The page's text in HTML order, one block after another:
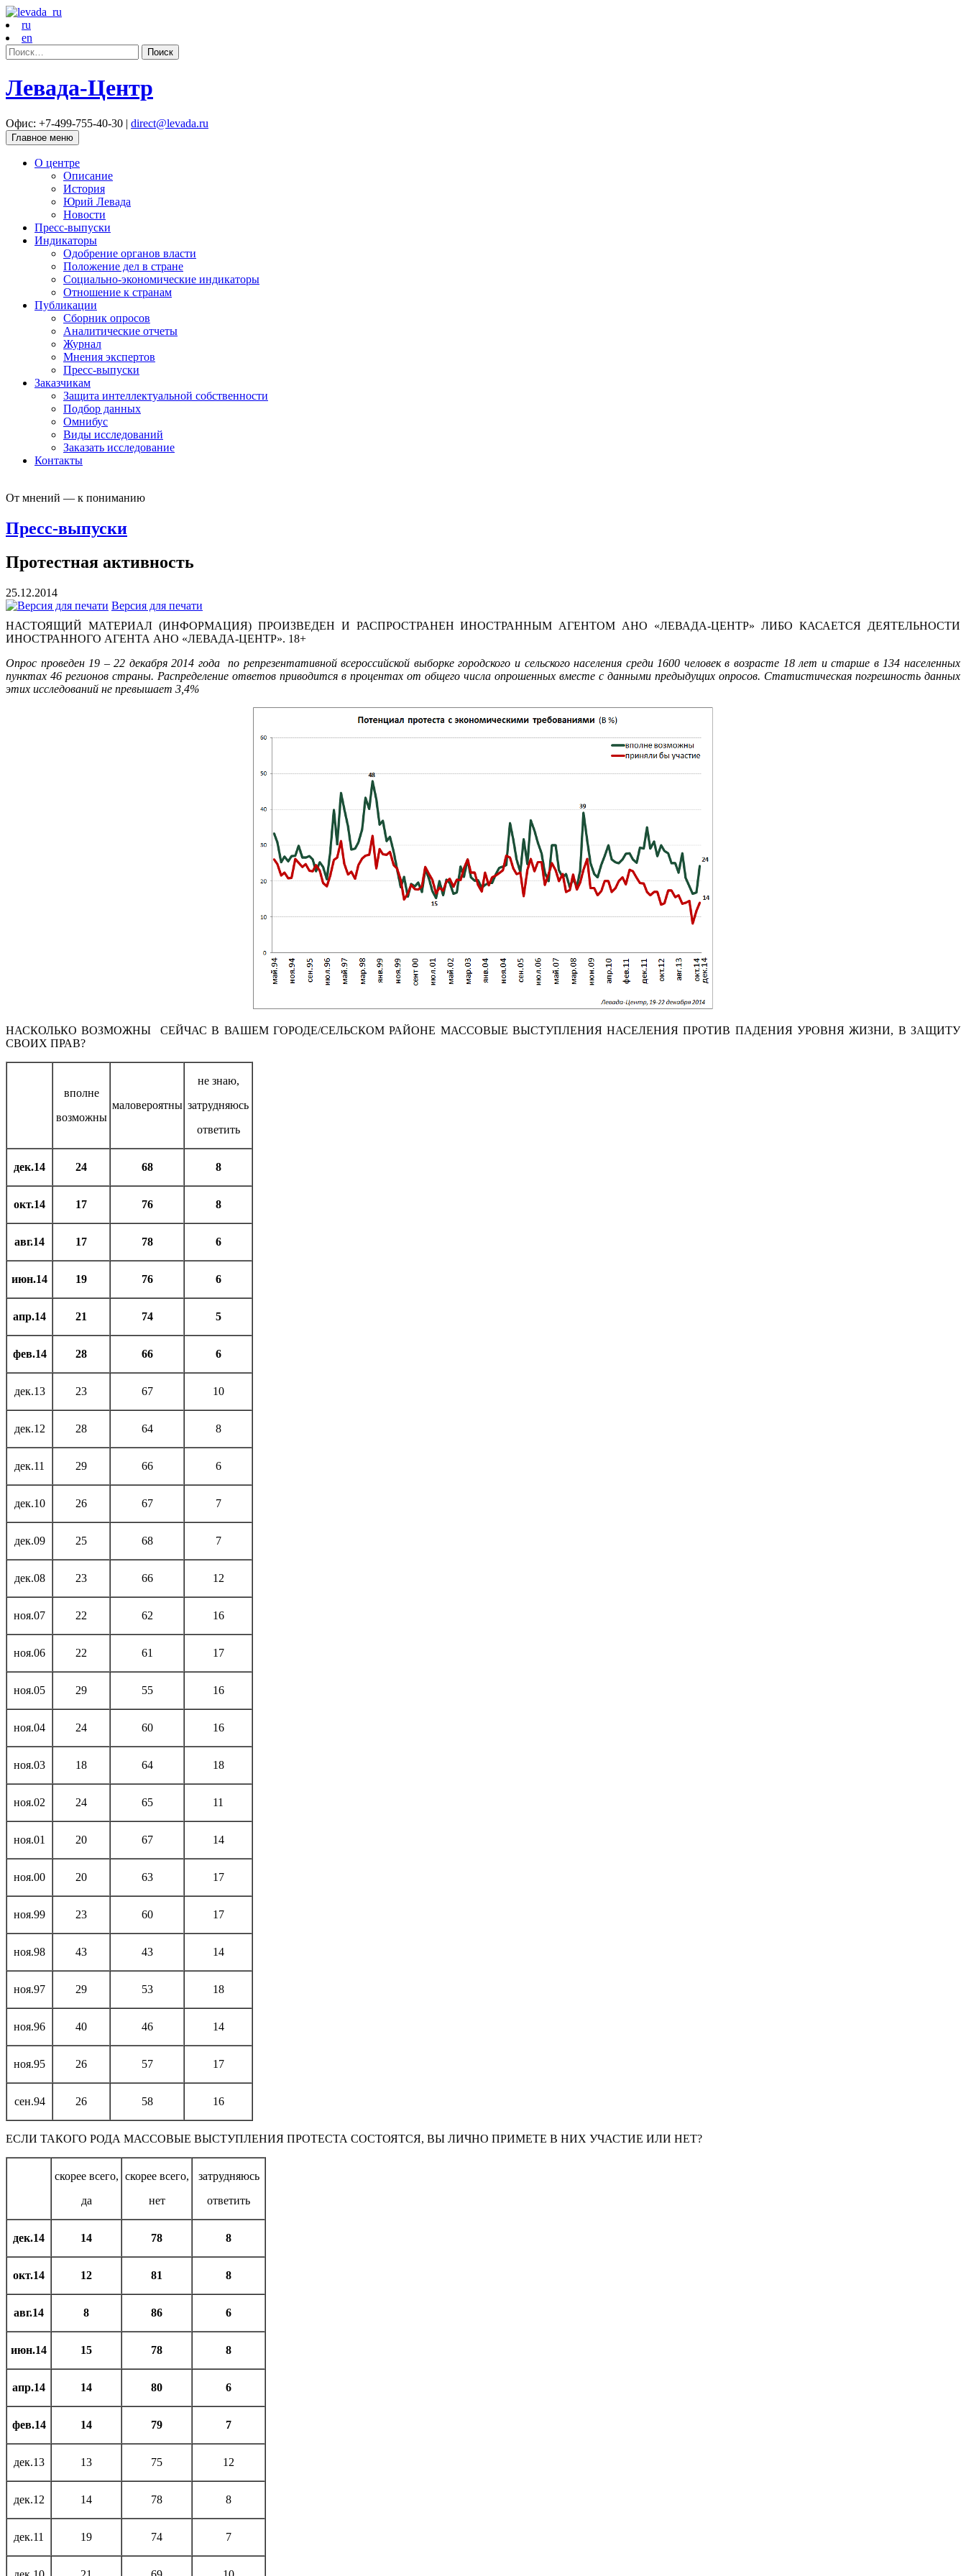
ru
en
Найти:
Левада-Центр
Офис: +7-499-755-40-30 | direct@levada.ru
Главное меню
О центре
Описание
История
Юрий Левада
Новости
Пресс-выпуски
Индикаторы
Одобрение органов власти
Положение дел в стране
Социально-экономические индикаторы
Отношение к странам
Публикации
Сборник опросов
Аналитические отчеты
Журнал
Мнения экспертов
Пресс-выпуски
Заказчикам
Защита интеллектуальной собственности
Подбор данных
Омнибус
Виды исследований
Заказать исследование
Контакты
От мнений — к пониманию
Пресс-выпуски
Протестная активность
25.12.2014
Версия для печати
НАСТОЯЩИЙ МАТЕРИАЛ (ИНФОРМАЦИЯ) ПРОИЗВЕДЕН И РАСПРОСТРАНЕН ИНОСТРАННЫМ АГЕНТОМ АНО «ЛЕВАДА-ЦЕНТР» ЛИБО КАСАЕТСЯ ДЕЯТЕЛЬНОСТИ
ИНОСТРАННОГО АГЕНТА АНО «ЛЕВАДА-ЦЕНТР». 18+
Опрос проведен 19 – 22 декабря 2014 года по репрезентативной всероссийской выборке городского и сельского населения среди 1600 человек в возрасте 18 лет и старше в 134 населенных
пунктах 46 регионов страны. Распределение ответов приводится в процентах от общего числа опрошенных вместе с данными предыдущих опросов. Статистическая погрешность данных
этих исследований не превышает 3,4%
НАСКОЛЬКО ВОЗМОЖНЫ СЕЙЧАС В ВАШЕМ ГОРОДЕ/СЕЛЬСКОМ РАЙОНЕ МАССОВЫЕ ВЫСТУПЛЕНИЯ НАСЕЛЕНИЯ ПРОТИВ ПАДЕНИЯ УРОВНЯ ЖИЗНИ, В ЗАЩИТУ
СВОИХ ПРАВ?
вполне
возможны
маловероятны
не знаю,
затрудняюсь
ответить
дек.14 24 68 8
окт.14 17 76 8
авг.14 17 78 6
июн.14 19 76 6
апр.14 21 74 5
фев.14 28 66 6
дек.13 23 67 10
дек.12 28 64 8
дек.11 29 66 6
дек.10 26 67 7
дек.09 25 68 7
дек.08 23 66 12
ноя.07 22 62 16
ноя.06 22 61 17
ноя.05 29 55 16
ноя.04 24 60 16
ноя.03 18 64 18
ноя.02 24 65 11
ноя.01 20 67 14
ноя.00 20 63 17
ноя.99 23 60 17
ноя.98 43 43 14
ноя.97 29 53 18
ноя.96 40 46 14
ноя.95 26 57 17
сен.94 26 58 16
ЕСЛИ ТАКОГО РОДА МАССОВЫЕ ВЫСТУПЛЕНИЯ ПРОТЕСТА СОСТОЯТСЯ, ВЫ ЛИЧНО ПРИМЕТЕ В НИХ УЧАСТИЕ ИЛИ НЕТ?
скорее всего,
да
скорее всего,
нет
затрудняюсь
ответить
дек.14 14 78 8
окт.14 12 81 8
авг.14 8 86 6
июн.14 15 78 8
апр.14 14 80 6
фев.14 14 79 7
дек.13 13 75 12
дек.12 14 78 8
дек.11 19 74 7